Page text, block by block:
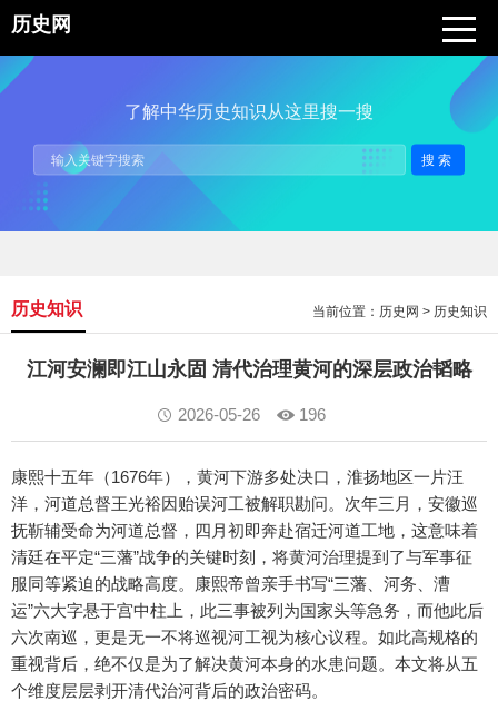
历史网
了解中华历史知识从这里搜一搜
搜索
当前位置： 历史网 > 历史知识
历史知识
江河安澜即江山永固 清代治理黄河的深层政治韬略
2026-05-26 196
康熙十五年（1676年），黄河下游多处决口，淮扬地区一片汪
洋，河道总督王光裕因贻误河工被解职勘问。次年三月，安徽巡
抚靳辅受命为河道总督，四月初即奔赴宿迁河道工地，这意味着
清廷在平定“三藩”战争的关键时刻，将黄河治理提到了与军事征
服同等紧迫的战略高度。康熙帝曾亲手书写“三藩、河务、漕
运”六大字悬于宫中柱上，此三事被列为国家头等急务，而他此后
六次南巡，更是无一不将巡视河工视为核心议程。如此高规格的
重视背后，绝不仅是为了解决黄河本身的水患问题。本文将从五
个维度层层剥开清代治河背后的政治密码。